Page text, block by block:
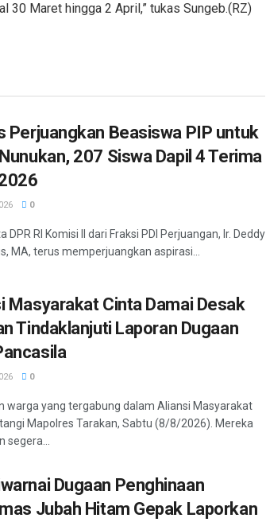
30 Maret hingga 2 April,” tukas Sungeb.(RZ)
Perjuangkan Beasiswa PIP untuk
207 Siswa Dapil 4 Terima
0
DPR RI Komisi II dari Fraksi PDI Perjuangan, Ir. Deddy
MA, terus memperjuangkan aspirasi...
Masyarakat Cinta Damai Desak
Tindaklanjuti Laporan Dugaan
0
warga yang tergabung dalam Aliansi Masyarakat
Mapolres Tarakan, Sabtu (8/8/2026). Mereka
segera...
Dugaan Penghinaan
Jubah Hitam Gepak Laporkan